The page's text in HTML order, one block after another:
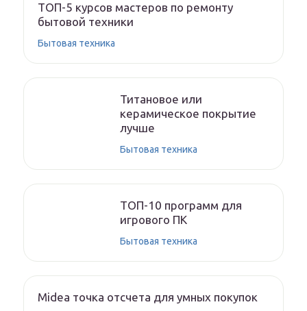
ТОП-5 курсов мастеров по ремонту
бытовой техники
Бытовая техника
Титановое или
керамическое покрытие
лучше
Бытовая техника
ТОП-10 программ для
игрового ПК
Бытовая техника
Midea точка отсчета для умных покупок